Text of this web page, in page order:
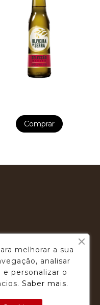
Comprar

Webfeel.pt
melhorar a sua
analisar
personalizar o
Saber mais.